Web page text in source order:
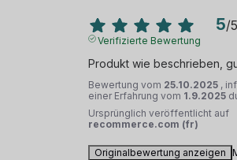
5/5
Verifizierte Bewertung
Produkt wie beschrieben,
Bewertung vom 25.10.2025 ,
einer Erfahrung vom 1.9.2025
Ursprünglich veröffentlicht auf
recommerce.com (fr)
Originalbewertung anzeigen